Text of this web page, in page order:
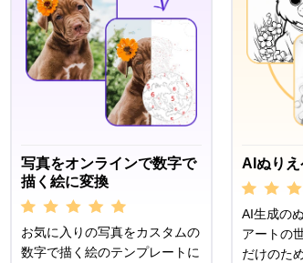
写真をオンラインで数字で
描く絵に変換
お気に入りの写真をカスタムの
数字で描く絵のテンプレートに
AIぬりえ
AI生成の
アートの
だけのた